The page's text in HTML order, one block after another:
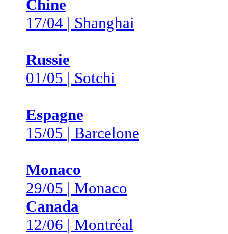
Chine
17/04 | Shanghai
Russie
01/05 | Sotchi
Espagne
15/05 | Barcelone
Monaco
29/05 | Monaco
Canada
12/06 | Montréal